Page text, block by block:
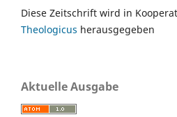
Diese Zeitschrift wird in
Theologicus herausgegeben
Aktuelle Ausgabe